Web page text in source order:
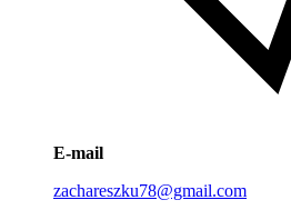
E-mail
zachareszku78@gmail.com